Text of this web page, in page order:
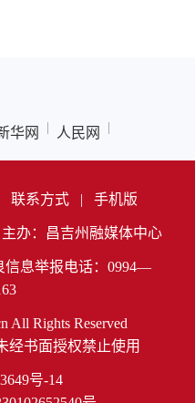
华网 人民网
联系方式 | 手机版
主办：昌吉州融媒体中心
信息举报电话：0994—
All Rights Reserved
经书面授权禁止使用
号-14